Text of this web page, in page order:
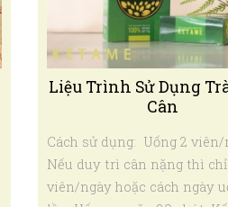
Liệu Trình Sử Dụng
Cân
Cách sử dụng: Uống 2 viên/
Nếu duy trì cân nặng thì chỉ
viên/ngày hoặc cách ngày